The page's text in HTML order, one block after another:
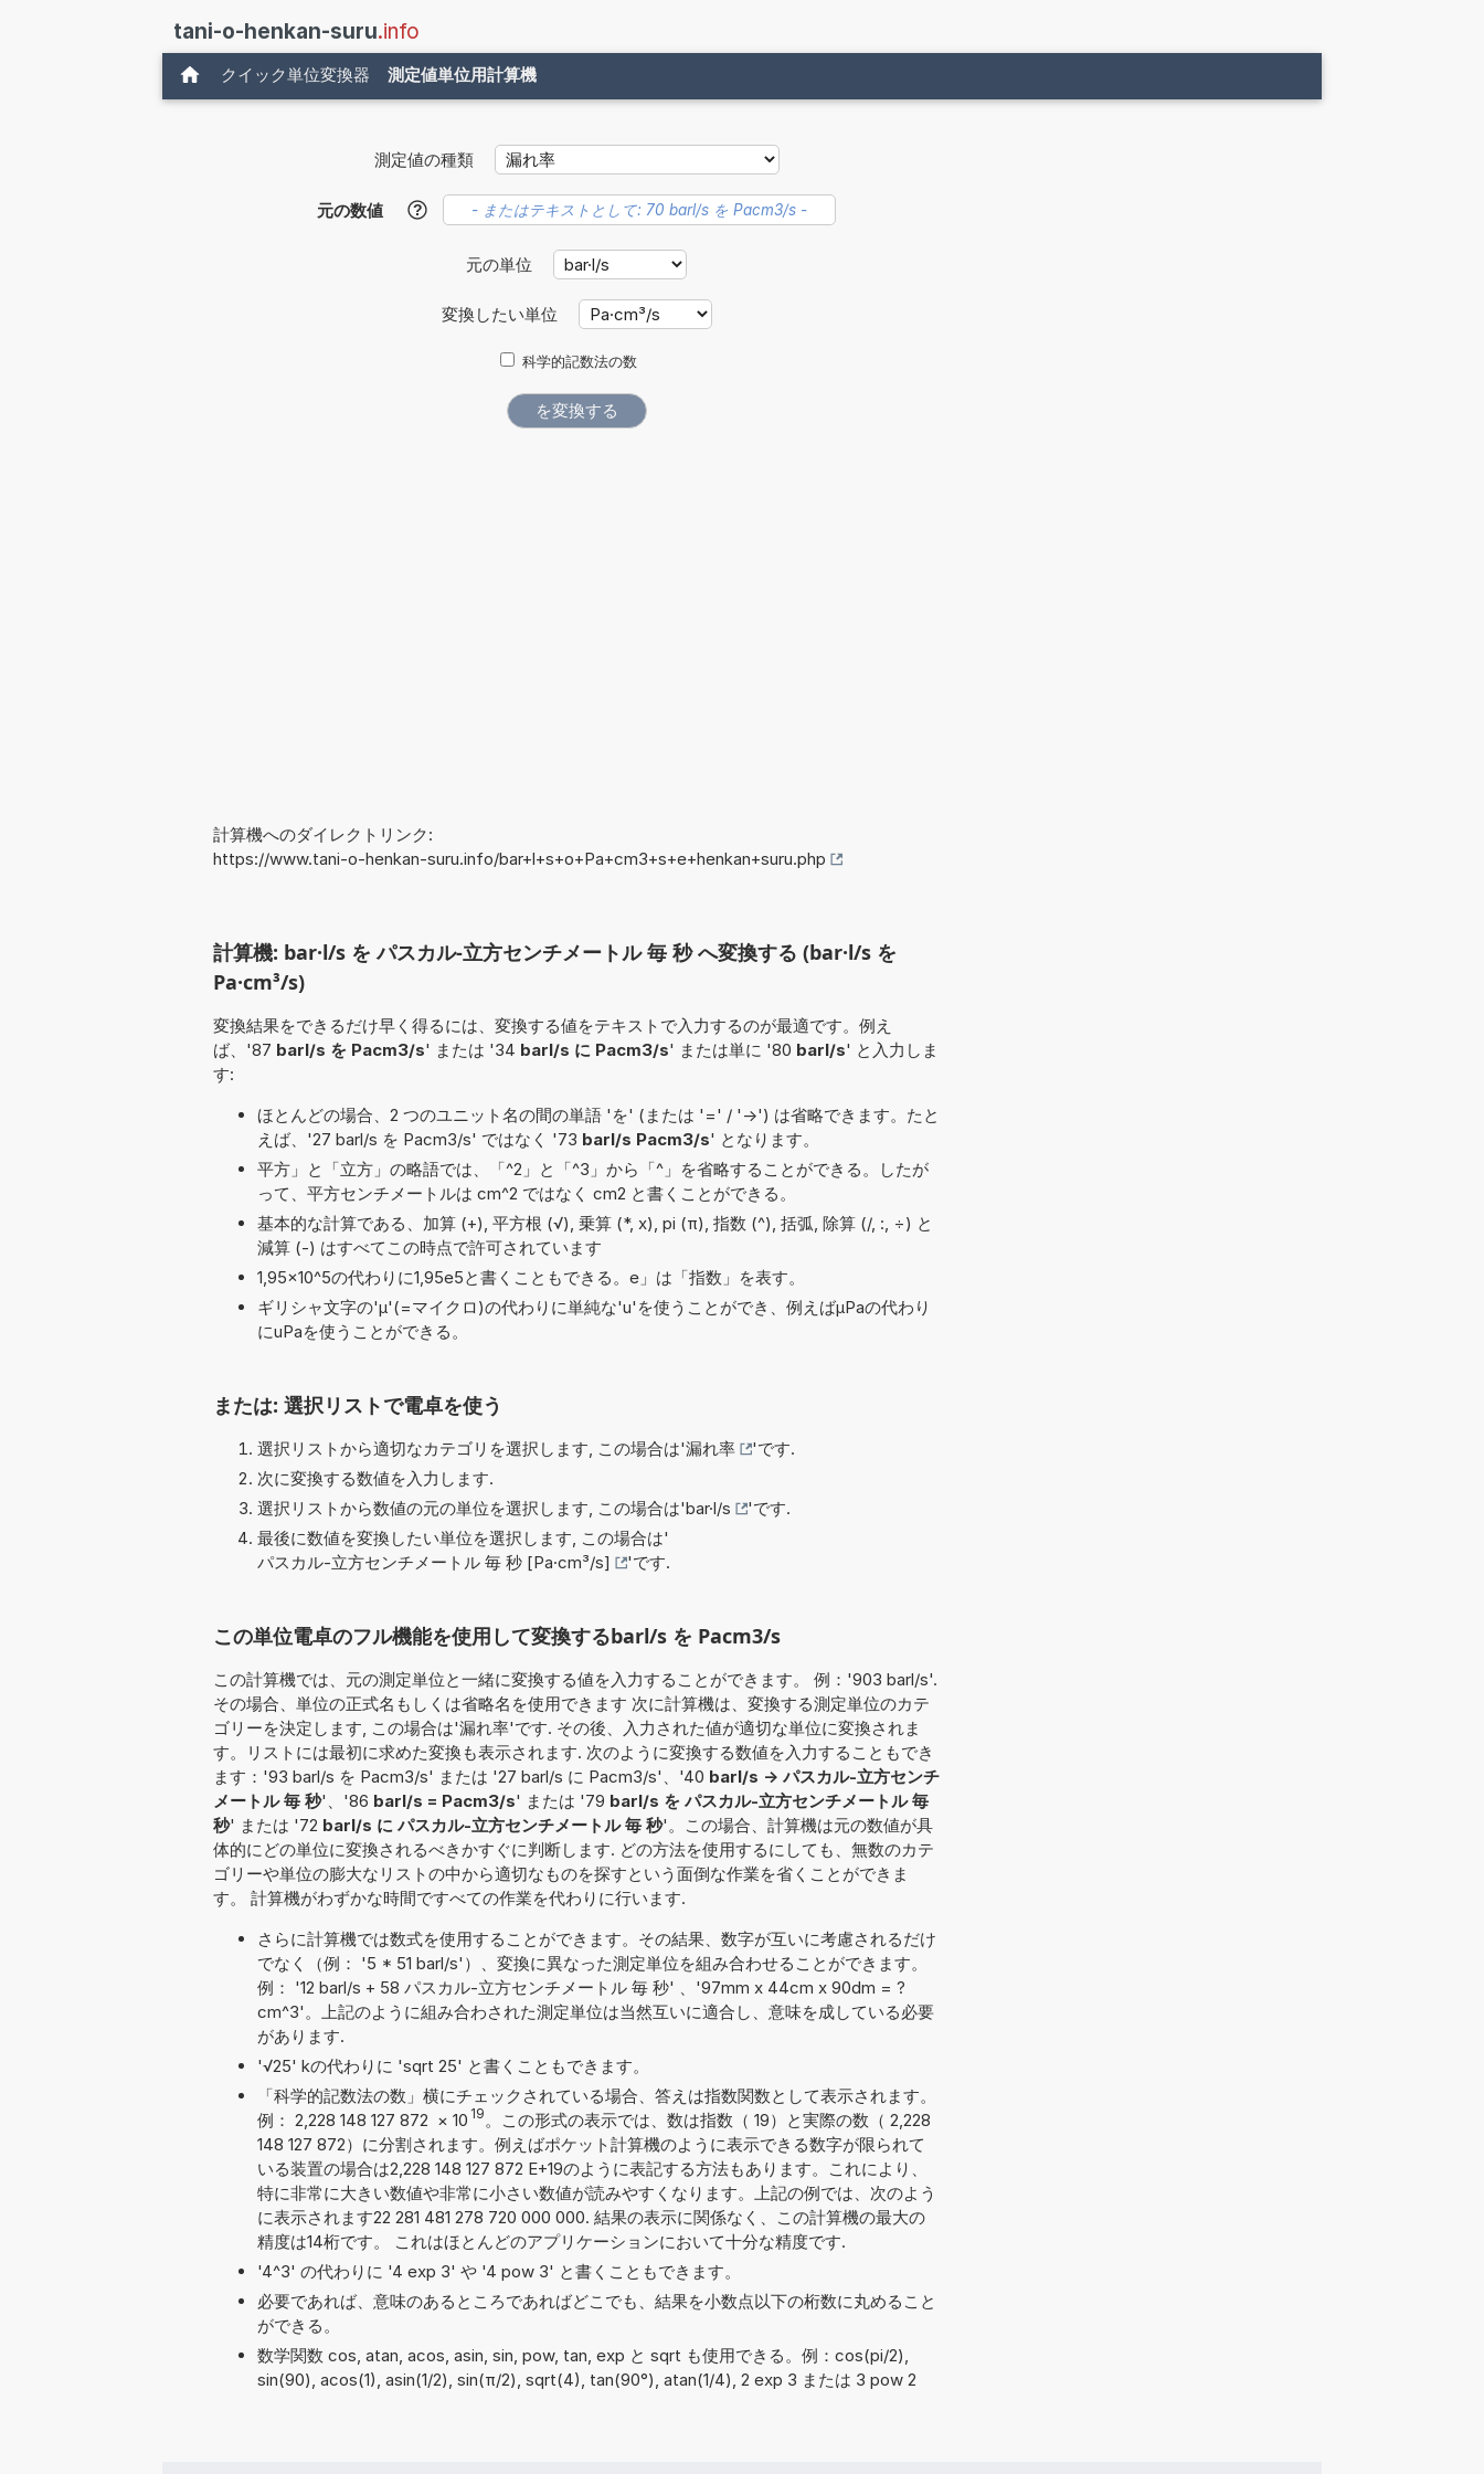
tani-o-henkan-suru.info
クイック単位変換器 測定値単位用計算機
測定値の種類
元の数値 ?
元の単位
変換したい単位
科学的記数法の数
計算機へのダイレクトリンク:
https://www.tani-o-henkan-suru.info/bar+l+s+o+Pa+cm3+s+e+henkan+suru.php
計算機: bar·l/s を パスカル-立方センチメートル 毎 秒 へ変換する (bar·l/s を
Pa·cm³/s)
変換結果をできるだけ早く得るには、変換する値をテキストで入力するのが最適です。例え
ば、'87 barl/s を Pacm3/s' または '34 barl/s に Pacm3/s' または単に '80 barl/s' と入力しま
す:
ほとんどの場合、2 つのユニット名の間の単語 'を' (または '=' / '->') は省略できます。たと
えば、'27 barl/s を Pacm3/s' ではなく '73 barl/s Pacm3/s' となります。
平方」と「立方」の略語では、「^2」と「^3」から「^」を省略することができる。したが
って、平方センチメートルは cm^2 ではなく cm2 と書くことができる。
基本的な計算である、加算 (+), 平方根 (√), 乗算 (*, x), pi (π), 指数 (^), 括弧, 除算 (/, :, ÷) と
減算 (-) はすべてこの時点で許可されています
1,95×10^5の代わりに1,95e5と書くこともできる。e」は「指数」を表す。
ギリシャ文字の'μ'(=マイクロ)の代わりに単純な'u'を使うことができ、例えばµPaの代わり
にuPaを使うことができる。
または: 選択リストで電卓を使う
選択リストから適切なカテゴリを選択します, この場合は'漏れ率
'です.
次に変換する数値を入力します.
選択リストから数値の元の単位を選択します, この場合は'bar·l/s
'です.
最後に数値を変換したい単位を選択します, この場合は'
パスカル-立方センチメートル 毎 秒 [Pa·cm³/s]
'です.
この単位電卓のフル機能を使用して変換するbarl/s を Pacm3/s
この計算機では、元の測定単位と一緒に変換する値を入力することができます。 例：'903 barl/s'.
その場合、単位の正式名もしくは省略名を使用できます 次に計算機は、変換する測定単位のカテ
ゴリーを決定します, この場合は'漏れ率'です. その後、入力された値が適切な単位に変換されま
す。リストには最初に求めた変換も表示されます. 次のように変換する数値を入力することもでき
ます：'93 barl/s を Pacm3/s' または '27 barl/s に Pacm3/s'、'40 barl/s -> パスカル-立方センチ
メートル 毎 秒'、'86 barl/s = Pacm3/s' または '79 barl/s を パスカル-立方センチメートル 毎
秒' または '72 barl/s に パスカル-立方センチメートル 毎 秒'。この場合、計算機は元の数値が具
体的にどの単位に変換されるべきかすぐに判断します. どの方法を使用するにしても、無数のカテ
ゴリーや単位の膨大なリストの中から適切なものを探すという面倒な作業を省くことができま
す。 計算機がわずかな時間ですべての作業を代わりに行います.
さらに計算機では数式を使用することができます。その結果、数字が互いに考慮されるだけ
でなく（例： '5 * 51 barl/s'）、変換に異なった測定単位を組み合わせることができます。
例： '12 barl/s + 58 パスカル-立方センチメートル 毎 秒' 、'97mm x 44cm x 90dm = ?
cm^3'。上記のように組み合わされた測定単位は当然互いに適合し、意味を成している必要
があります.
'√25' kの代わりに 'sqrt 25' と書くこともできます。
「科学的記数法の数」横にチェックされている場合、答えは指数関数として表示されます。
例： 2,228 148 127 872 × 10 19 。この形式の表示では、数は指数（ 19）と実際の数（ 2,228
148 127 872）に分割されます。例えばポケット計算機のように表示できる数字が限られて
いる装置の場合は2,228 148 127 872 E+19のように表記する方法もあります。これにより、
特に非常に大きい数値や非常に小さい数値が読みやすくなります。上記の例では、次のよう
に表示されます22 281 481 278 720 000 000. 結果の表示に関係なく、この計算機の最大の
精度は14桁です。 これはほとんどのアプリケーションにおいて十分な精度です.
'4^3' の代わりに '4 exp 3' や '4 pow 3' と書くこともできます。
必要であれば、意味のあるところであればどこでも、結果を小数点以下の桁数に丸めること
ができる。
数学関数 cos, atan, acos, asin, sin, pow, tan, exp と sqrt も使用できる。例：cos(pi/2),
sin(90), acos(1), asin(1/2), sin(π/2), sqrt(4), tan(90°), atan(1/4), 2 exp 3 または 3 pow 2